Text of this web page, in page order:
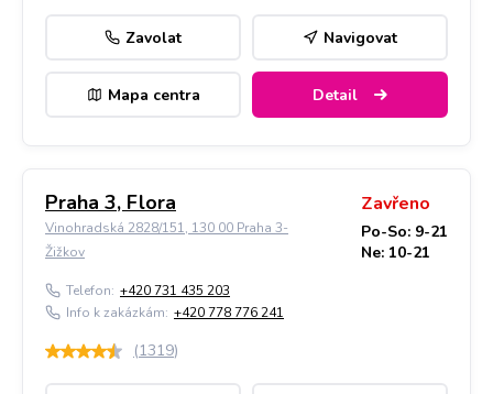
Zavolat Navigovat
Mapa centra Detail
Praha 3, Flora
Vinohradská 2828/151, 130 00 Praha 3-
Žižkov
Zavřeno
Po-So: 9-21
Ne: 10-21
Telefon: +420 731 435 203
Info k zakázkám: +420 778 776 241
(1319)